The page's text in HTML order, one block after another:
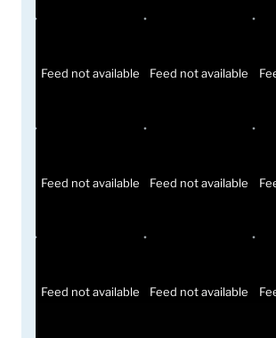
Feed not available Feed not available
Feed not available Feed not available
Feed not available Feed not available